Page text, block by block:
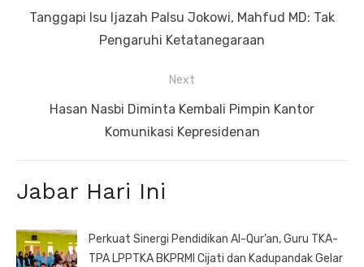
pos
Previous
Tanggapi Isu Ijazah Palsu Jokowi, Mahfud MD: Tak
Pengaruhi Ketatanegaraan
Next
NextHasan Nasbi Diminta Kembali Pimpin Kantor
Komunikasi Kepresidenan
Jabar Hari Ini
Perkuat Sinergi Pendidikan Al-Qur’an, Guru TKA-
TPA LPPTKA BKPRMI Cijati dan Kadupandak Gelar